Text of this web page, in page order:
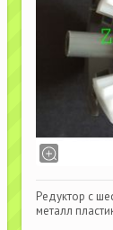
Редуктор с
металл